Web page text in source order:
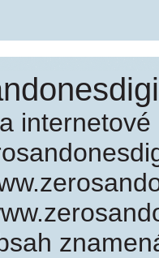
internetové